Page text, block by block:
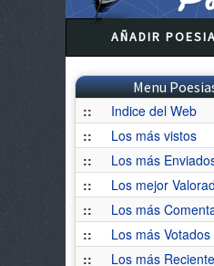
AÑADIR POESIA
Menu
::
Indice del Web
::
Los más vistos
::
Los más
::
Los mejor
::
Los más
::
Los más Votados
::
Los más